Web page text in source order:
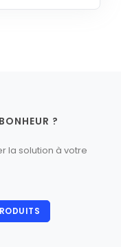
?
la solution à votre